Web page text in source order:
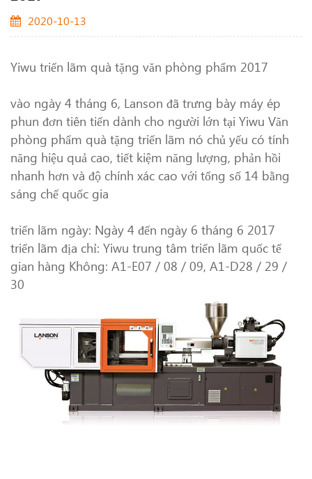
2020-10-13
Yiwu triển lãm quà tặng văn phòng phẩm 2017
vào ngày 4 tháng 6, Lanson đã trưng bày máy ép
phun đơn tiên tiến dành cho người lớn tại Yiwu Văn
phòng phẩm quà tặng triển lãm nó chủ yếu có tính
năng hiệu quả cao, tiết kiệm năng lượng, phản hồi
nhanh hơn và độ chính xác cao với tổng số 14 bằng
sáng chế quốc gia
triển lãm ngày: Ngày 4 đến ngày 6 tháng 6 2017
triển lãm địa chỉ: Yiwu trung tâm triển lãm quốc tế
gian hàng Không: A1-E07 / 08 / 09, A1-D28 / 29 /
30